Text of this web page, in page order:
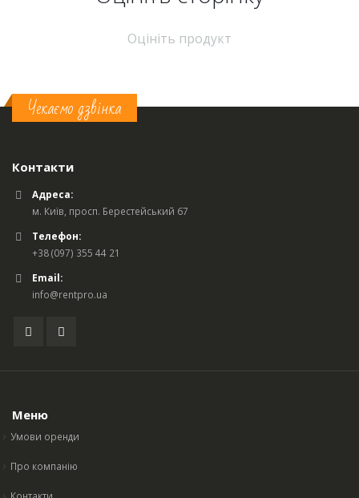
Оцініть продукт
Чекаємо дзвінка
Контакти
Адреса:
м. Київ, просп. Берестейський 67
Телефон:
+38 (097) 355 44 21
Email:
info@rentpro.ua
Меню
Умови оренди
Про компанію